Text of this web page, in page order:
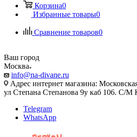
Корзина0
Избранные товары0
Сравнение товаров0
Ваш город
Москва
info@na-divane.ru
Адрес интернет магазина:
ул Степана Степанова 9у каб 106. С/М
Telegram
WhatsApp